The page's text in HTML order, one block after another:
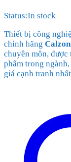
Status:In stock
Thiết bị công
chính hãng
chuyên môn, được
phẩm trong
giá cạnh tranh